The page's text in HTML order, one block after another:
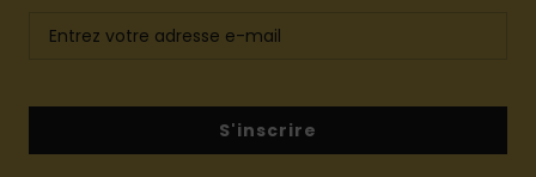
S'inscrire